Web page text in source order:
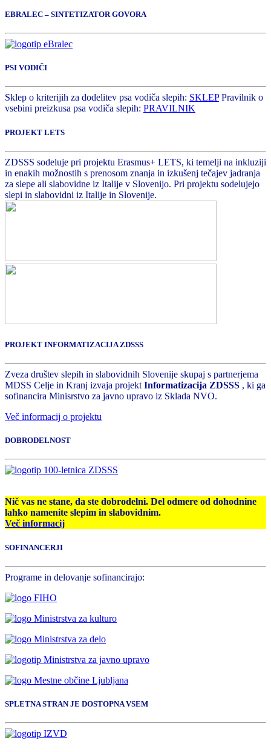
EBRALEC – SINTETIZATOR GOVORA
PSI VODIČI
Sklep o kriterijih za dodelitev psa vodiča slepih: SKLEPPravilnik o
vsebini preizkusa psa vodiča slepih: PRAVILNIK
PROJEKT LETS
ZDSSS sodeluje pri projektu Erasmus+ LETS, ki temelji na inkluziji
in enakih možnostih s prenosom znanja in izkušenj tečajev jadranja
za slepe ali slabovidne iz Italije v Slovenijo. Pri projektu sodelujejo
slepi in slabovidni iz Italije in Slovenije.
PROJEKT INFORMATIZACIJA ZDSSS
Zveza društev slepih in slabovidnih Slovenije skupaj s partnerjema
MDSS Celje in Kranj izvaja projekt Informatizacija ZDSSS , ki ga
sofinancira Minisrstvo za javno upravo iz Sklada NVO.
Več informacij o projektu
DOBRODELNOST
Nič vas ne stane, da ste dobrodelni. Del odmere od dohodnine
lahko namenite slepim in slabovidnim.
Več informacij
SOFINANCERJI
Programe in delovanje sofinancirajo:
SPLETNA STRAN JE DOSTOPNA VSEM